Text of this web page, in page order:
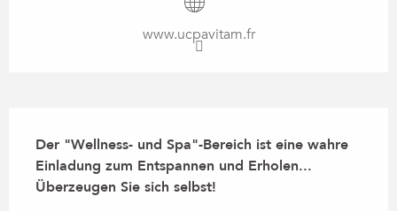
www.ucpavitam.fr
Der "Wellness- und Spa"-Bereich ist eine wahre
Einladung zum Entspannen und Erholen...
Überzeugen Sie sich selbst!